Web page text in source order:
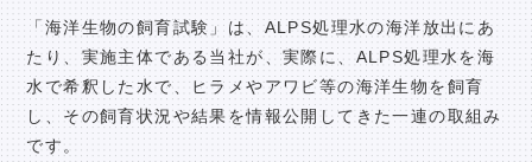
「海洋生物の飼育試験」は、ALPS処理水の海洋放出にあ
たり、実施主体である当社が、実際に、ALPS処理水を海
水で希釈した水で、ヒラメやアワビ等の海洋生物を飼育
し、その飼育状況や結果を情報公開してきた一連の取組み
です。